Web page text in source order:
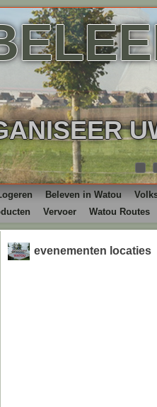
Beleven in Watou
Vervoer Watou Routes
evenementen locaties